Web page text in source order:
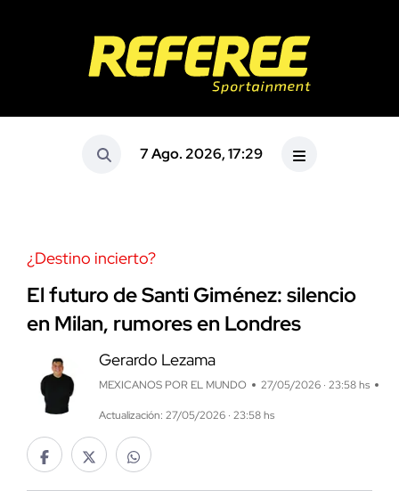
7 Ago. 2026, 17:29
¿Destino incierto?
El futuro de Santi Giménez: silencio
en Milan, rumores en Londres
Gerardo Lezama
MEXICANOS POR EL MUNDO 27/05/2026 · 23:58 hs
Actualización: 27/05/2026 · 23:58 hs